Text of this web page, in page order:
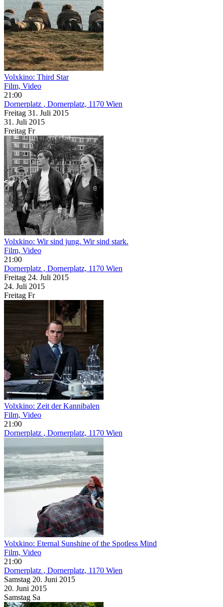
Volxkino: Third Star
Film, Video
21:00
Dornerplatz , Dornerplatz, 1170 Wien
Freitag 31. Juli 2015
31. Juli 2015
Freitag Fr
Volxkino: Wir sind jung. Wir sind stark.
Film, Video
21:00
Dornerplatz , Dornerplatz, 1170 Wien
Freitag 24. Juli 2015
24. Juli 2015
Freitag Fr
Volxkino: Zeit der Kannibalen
Film, Video
21:00
Dornerplatz , Dornerplatz, 1170 Wien
Volxkino: Eternal Sunshine of the Spotless Mind
Film, Video
21:00
Dornerplatz , Dornerplatz, 1170 Wien
Samstag 20. Juni 2015
20. Juni 2015
Samstag Sa